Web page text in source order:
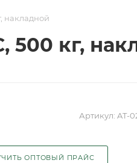
накладной
500 кг,
Артикул: AT-
ОПТОВЫЙ ПРАЙС